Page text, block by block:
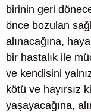
birinin geri
önce bozulan
alınacağına,
bir hastalık ile
ve kendisini
kötü ve hayırsız
yaşayacağına,